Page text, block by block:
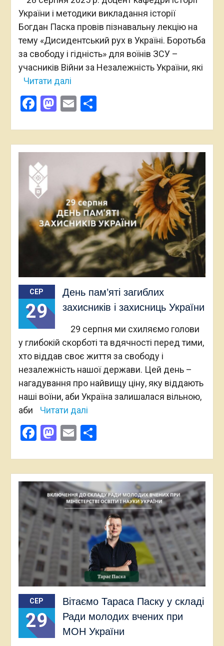
України і методики викладання історії
Богдан Паска провів пізнавальну лекцію на
тему «Дисидентський рух в Україні. Боротьба
за свободу і гідність» для воїнів ЗСУ –
учасників Війни за Незалежність України, які
Читати далі
Facebook
Mastodon
Email
СЕР
29
День пам’яті загиблих
захисників і захисниць України
29 серпня ми схиляємо голови
у глибокій скорботі та вдячності перед тими,
хто віддав своє життя за свободу і
незалежність нашої держави. Цей день –
нагадування про найвищу ціну, яку віддають
наші воїни, аби Україна залишалася вільною,
аби
Читати далі
Facebook
Mastodon
EmailПоділитися
СЕР
29
Вітаємо Тараса Паску у складі
Ради молодих вчених при
МОН України